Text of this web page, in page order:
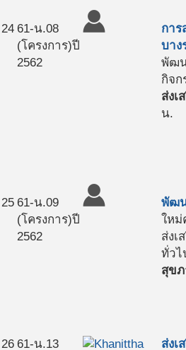
24 61-น.08
(โครงการ)ปี
2562
การ
บาง
พัฒน
กิจก
ส่งเ
น.
25 61-น.09
(โครงการ)ปี
2562
พัฒน
ใหม่
ส่งเ
ทั่วไ
สุข
26 61-น.13
ส่งเ